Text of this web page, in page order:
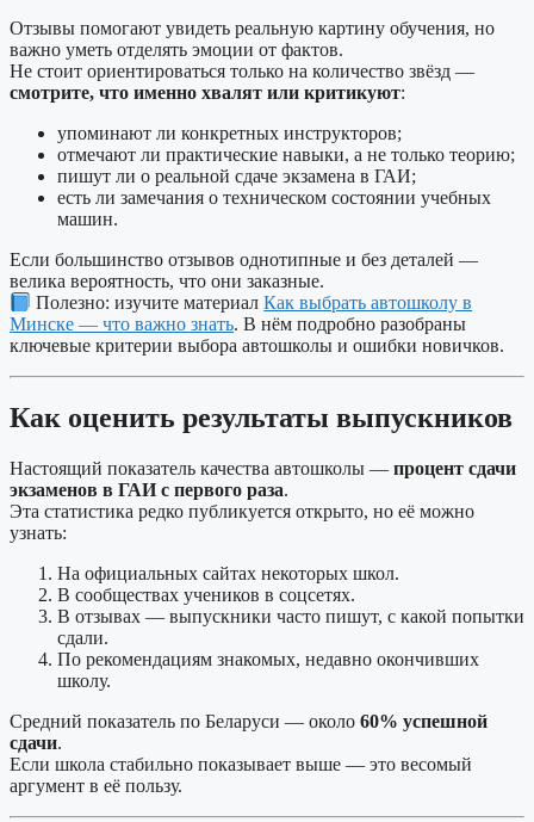
Отзывы помогают увидеть реальную картину обучения, но
важно уметь отделять эмоции от фактов.
Не стоит ориентироваться только на количество звёзд —
смотрите, что именно хвалят или критикуют:
упоминают ли конкретных инструкторов;
отмечают ли практические навыки, а не только теорию;
пишут ли о реальной сдаче экзамена в ГАИ;
есть ли замечания о техническом состоянии учебных
машин.
Если большинство отзывов однотипные и без деталей —
велика вероятность, что они заказные.
Полезно: изучите материалКак выбрать автошколу в
Минске — что важно знать. В нём подробно разобраны
ключевые критерии выбора автошколы и ошибки новичков.
Как оценить результаты выпускников
Настоящий показатель качества автошколы — процент сдачи
экзаменов в ГАИ с первого раза.
Эта статистика редко публикуется открыто, но её можно
узнать:
На официальных сайтах некоторых школ.
В сообществах учеников в соцсетях.
В отзывах — выпускники часто пишут, с какой попытки
сдали.
По рекомендациям знакомых, недавно окончивших
школу.
Средний показатель по Беларуси — около 60% успешной
сдачи.
Если школа стабильно показывает выше — это весомый
аргумент в её пользу.